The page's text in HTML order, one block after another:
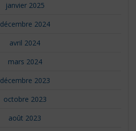
janvier 2025
décembre 2024
avril 2024
mars 2024
décembre 2023
octobre 2023
août 2023